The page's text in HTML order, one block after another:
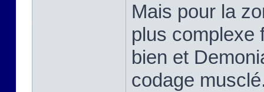
Mais pour la
plus complexe
bien et
codage